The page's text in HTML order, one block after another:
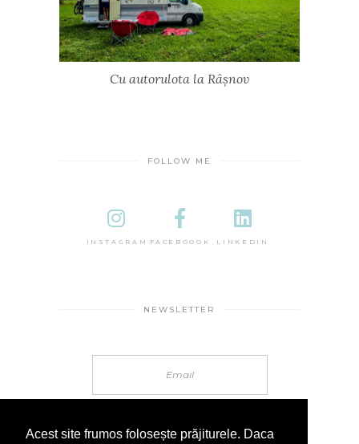
Cu autorulota la Râșnov
FOLLOW ME
INSTAGRAM FACEBOOOK LINKEDIN
NEWSLETTER
Acest site frumos folosește prăjiturele. Daca